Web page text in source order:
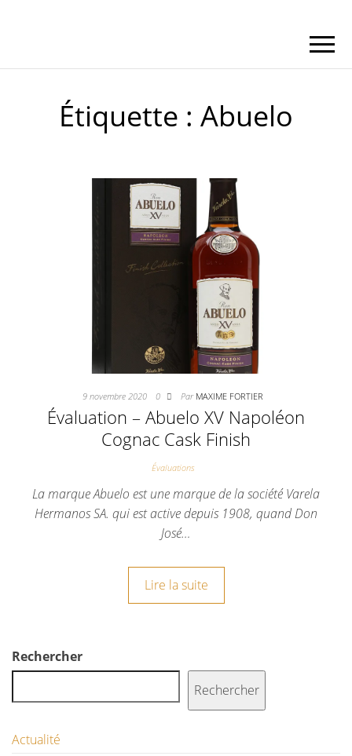
Étiquette : Abuelo
9 novembre 2020 0 Par MAXIME FORTIER
Évaluation – Abuelo XV Napoléon
Cognac Cask Finish
Évaluations
La marque Abuelo est une marque de la société Varela
Hermanos SA. qui est active depuis 1908, quand Don
José…
Lire la suite
Rechercher
Rechercher
Actualité